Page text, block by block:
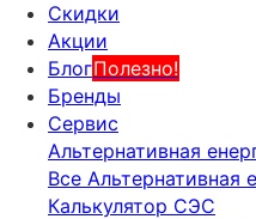
Скидки
Акции
БлогПолезно!
Бренды
Сервис
Альтернативная
Все Альтернативная
Калькулятор СЭС